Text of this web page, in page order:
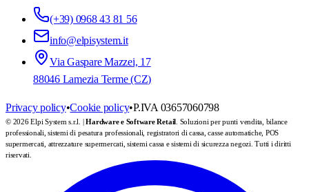
(+39) 0968 43 81 56
info@elpisystem.it
Via Gaspare Mazzei, 17
88046 Lamezia Terme (CZ)
Privacy policy•Cookie policy•P.IVA 03657060798
© 2026 Elpi System s.r.l. |Hardware e Software Retail . Soluzioni per punti vendita, bilance
professionali, sistemi di pesatura professionali, registratori di cassa, casse automatiche, POS
supermercati, attrezzature supermercati, sistemi cassa e sistemi di sicurezza negozi. Tutti i diritti
riservati.